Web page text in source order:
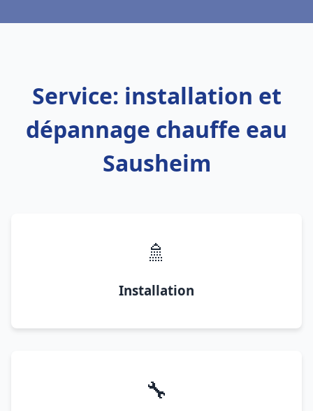
Service: installation et
dépannage chauffe eau
Sausheim
🚿
Installation
🔧